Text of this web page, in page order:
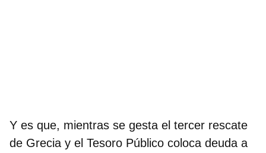
Y es que, mientras se gesta el tercer rescate
de Grecia y el Tesoro Público coloca deuda a